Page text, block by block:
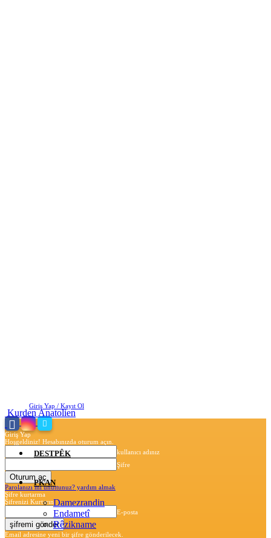
Giriş Yap / Kayıt Ol
Giriş Yap
Hoşgeldiniz! Hesabınızda oturum açın.
kullanıcı adınız
Şifre
Parolanızı mı unuttunuz? yardım almak
Şifre kurtarma
Şifrenizi Kurtarın
E-posta
Email adresine yeni bir şifre gönderilecek.
Kurden Anatolien
DESTPÊK
PKAN
Damezrandin
Endametî
Rêzikname